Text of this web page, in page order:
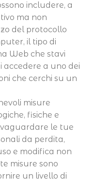
includere, a
ma non
del protocollo
il tipo di
Web che stavi
accedere a uno dei
che cerchi su un
misure
fisiche e
le tue
da perdita,
e modifica non
misure sono
un livello di